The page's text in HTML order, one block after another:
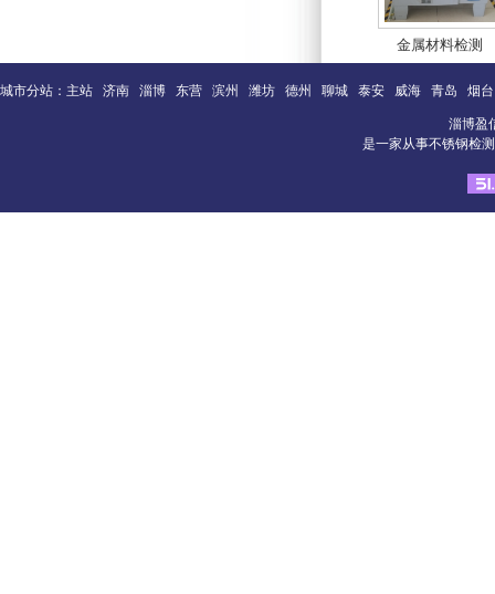
金属材料检测
城市分站： 主站 济南 淄博 东营 滨州 潍坊 德州 聊城 泰安 威海 青岛 烟台
淄博盈
是一家从事不锈钢检